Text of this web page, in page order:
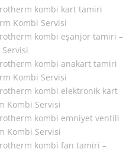
kombi kart tamiri
Kombi Servisi
kombi eşanjör tamiri –
kombi anakart tamiri
Kombi Servisi
kombi elektronik kart
Kombi Servisi
kombi emniyet ventili
Kombi Servisi
kombi fan tamiri –